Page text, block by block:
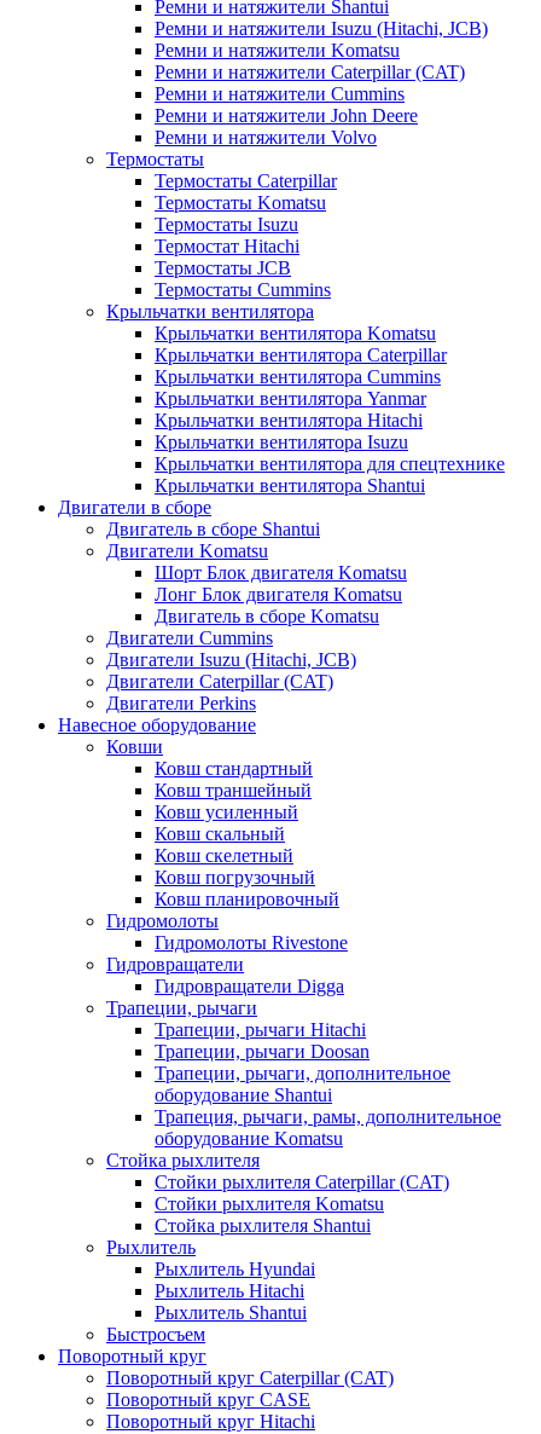
Ремни и натяжители Shantui
Ремни и натяжители Isuzu (Hitachi, JCB)
Ремни и натяжители Komatsu
Ремни и натяжители Caterpillar (CAT)
Ремни и натяжители Cummins
Ремни и натяжители John Deere
Ремни и натяжители Volvo
Термостаты
Термостаты Caterpillar
Термостаты Komatsu
Термостаты Isuzu
Термостат Hitachi
Термостаты JCB
Термостаты Cummins
Крыльчатки вентилятора
Крыльчатки вентилятора Komatsu
Крыльчатки вентилятора Caterpillar
Крыльчатки вентилятора Cummins
Крыльчатки вентилятора Yanmar
Крыльчатки вентилятора Hitachi
Крыльчатки вентилятора Isuzu
Крыльчатки вентилятора для спецтехнике
Крыльчатки вентилятора Shantui
Двигатели в сборе
Двигатель в сборе Shantui
Двигатели Komatsu
Шорт Блок двигателя Komatsu
Лонг Блок двигателя Komatsu
Двигатель в сборе Komatsu
Двигатели Cummins
Двигатели Isuzu (Hitachi, JCB)
Двигатели Caterpillar (CAT)
Двигатели Perkins
Навесное оборудование
Ковши
Ковш стандартный
Ковш траншейный
Ковш усиленный
Ковш скальный
Ковш скелетный
Ковш погрузочный
Ковш планировочный
Гидромолоты
Гидромолоты Rivestone
Гидровращатели
Гидровращатели Digga
Трапеции, рычаги
Трапеции, рычаги Hitachi
Трапеции, рычаги Doosan
Трапеции, рычаги, дополнительное
оборудование Shantui
Трапеция, рычаги, рамы, дополнительное
оборудование Komatsu
Стойка рыхлителя
Стойки рыхлителя Caterpillar (CAT)
Стойки рыхлителя Komatsu
Стойка рыхлителя Shantui
Рыхлитель
Рыхлитель Hyundai
Рыхлитель Hitachi
Рыхлитель Shantui
Быстросъем
Поворотный круг
Поворотный круг Caterpillar (CAT)
Поворотный круг CASE
Поворотный круг Hitachi